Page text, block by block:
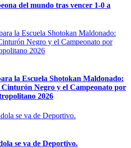
del mundo tras vencer 1-0 a
la Escuela Shotokan Maldonado:
Cinturón Negro y el Campeonato por
2026
se va de Deportivo.